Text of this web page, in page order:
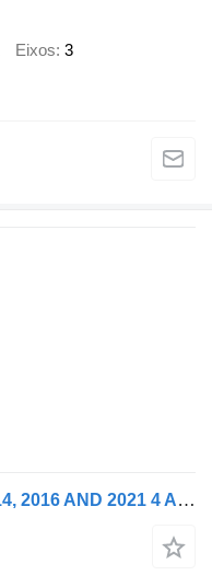
Eixos 3
Broshuis 3 X 4AOU-58 3-15, 2014, 2016 AND 2021 4 AXLE FORCED STEERING. 3